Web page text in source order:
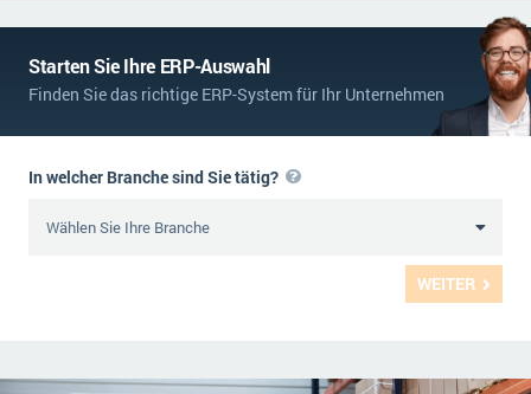
Starten Sie Ihre ERP-Auswahl
Finden Sie das richtige ERP-System für Ihr Unternehmen
WEITER
In welcher Branche sind Sie tätig?